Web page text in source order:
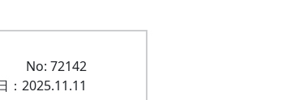
No: 72142
：2025.11.11